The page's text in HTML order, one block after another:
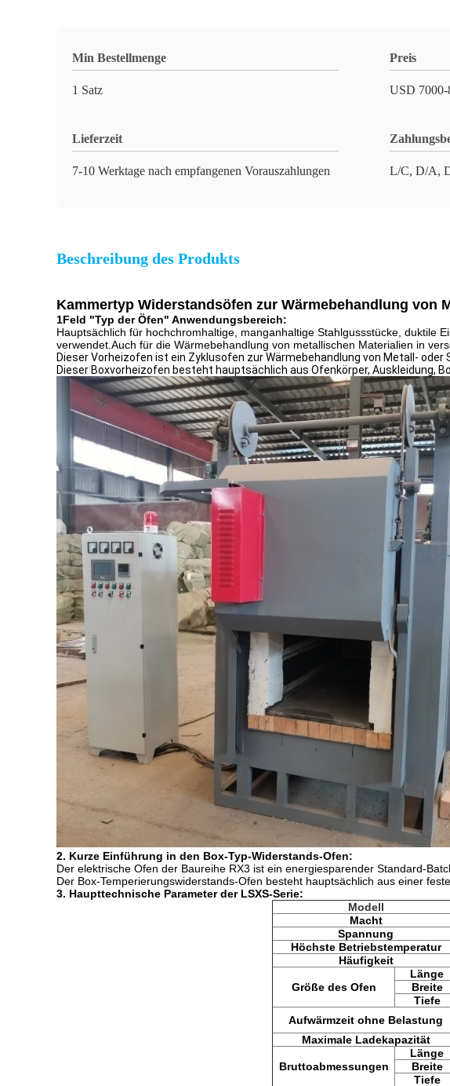
Min Bestellmenge
1 Satz
Preis
USD 7000-
Lieferzeit
7-10 Werktage nach empfangenen Vorauszahlungen L/C, D/A,
Beschreibung des Produkts
Kammertyp Widerstandsöfen zur Wärmebehandlung von
1Feld "Typ der Öfen" Anwendungsbereich:
Hauptsächlich für hochchromhaltige, manganhaltige Stahlgussstücke, duktile
verwendet.Auch für die Wärmebehandlung von metallischen Materialien in
Dieser Vorheizofen ist ein Zyklusofen zur Wärmebehandlung von Metall-
Dieser Boxvorheizofen besteht hauptsächlich aus Ofenkörper, Auskleidung,
2. Kurze Einführung in den Box-Typ-Widerstands-Ofen:
Der elektrische Ofen der Baureihe RX3 ist ein energiesparender Standard-
Der Box-Temperierungswiderstands-Ofen besteht hauptsächlich aus einer
3. Haupttechnische Parameter der LSXS-Serie:
Modell
Macht
Spannung
Höchste Betriebstemperatur
Häufigkeit
Größe des Ofen
Länge
Breite
Tiefe
Aufwärmzeit ohne Belastung
Maximale Ladekapazität
Bruttoabmessungen
Länge
Breite
Tiefe